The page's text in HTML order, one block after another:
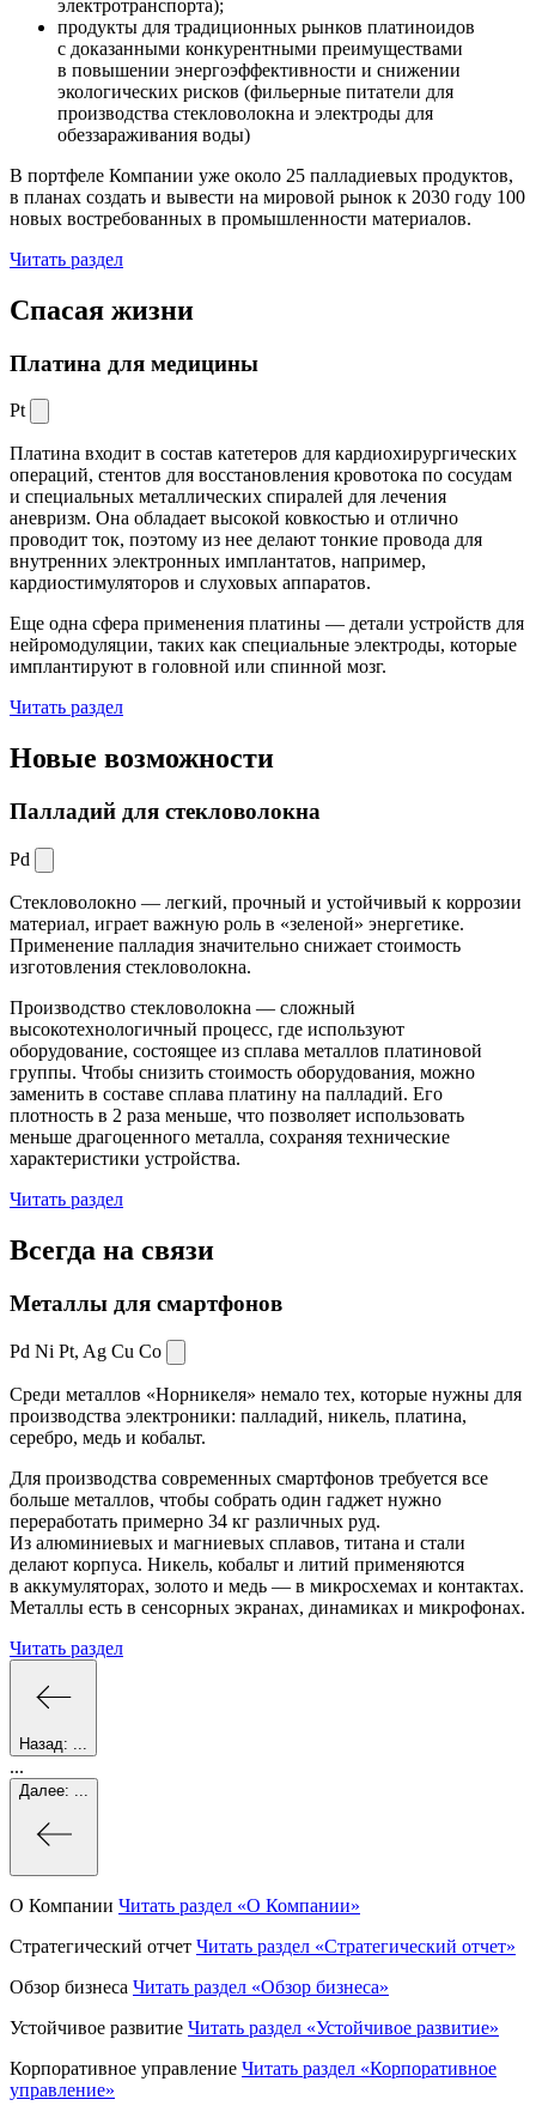
электротранспорта);
продукты для традиционных рынков платиноидов
с доказанными конкурентными преимуществами
в повышении энергоэффективности и снижении
экологических рисков (фильерные питатели для
производства стекловолокна и электроды для
обеззараживания воды)
В портфеле Компании уже около 25 палладиевых продуктов,
в планах создать и вывести на мировой рынок к 2030 году 100
новых востребованных в промышленности материалов.
Читать раздел
Спасая жизни
Платина для медицины
Pt
Платина входит в состав катетеров для кардиохирургических
операций, стентов для восстановления кровотока по сосудам
и специальных металлических спиралей для лечения
аневризм. Она обладает высокой ковкостью и отлично
проводит ток, поэтому из нее делают тонкие провода для
внутренних электронных имплантатов, например,
кардиостимуляторов и слуховых аппаратов.
Еще одна сфера применения платины — детали устройств для
нейромодуляции, таких как специальные электроды, которые
имплантируют в головной или спинной мозг.
Читать раздел
Новые возможности
Палладий для стекловолокна
Pd
Стекловолокно — легкий, прочный и устойчивый к коррозии
материал, играет важную роль в «зеленой» энергетике.
Применение палладия значительно снижает стоимость
изготовления стекловолокна.
Производство стекловолокна — сложный
высокотехнологичный процесс, где используют
оборудование, состоящее из сплава металлов платиновой
группы. Чтобы снизить стоимость оборудования, можно
заменить в составе сплава платину на палладий. Его
плотность в 2 раза меньше, что позволяет использовать
меньше драгоценного металла, сохраняя технические
характеристики устройства.
Читать раздел
Всегда на связи
Металлы для смартфонов
Pd Ni Pt, Ag Cu Co
Среди металлов «Норникеля» немало тех, которые нужны для
производства электроники: палладий, никель, платина,
серебро, медь и кобальт.
Для производства современных смартфонов требуется все
больше металлов, чтобы собрать один гаджет нужно
переработать примерно 34 кг различных руд.
Из алюминиевых и магниевых сплавов, титана и стали
делают корпуса. Никель, кобальт и литий применяются
в аккумуляторах, золото и медь — в микросхемах и контактах.
Металлы есть в сенсорных экранах, динамиках и микрофонах.
Читать раздел
Назад:
...
Далее:
О Компании Читать раздел «О Компании»
Стратегический отчет Читать раздел «Стратегический отчет»
Обзор бизнеса Читать раздел «Обзор бизнеса»
Устойчивое развитие Читать раздел «Устойчивое развитие»
Корпоративное управление Читать раздел «Корпоративное
управление»